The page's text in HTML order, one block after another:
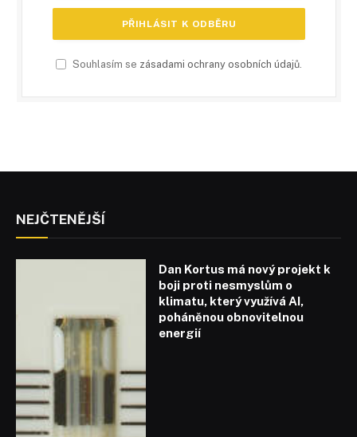
Souhlasím se zásadami ochrany osobních údajů
NEJČTENĚJŠÍ
Dan Kortus má nový projekt k
boji proti nesmyslům o
klimatu, který využívá AI,
poháněnou obnovitelnou
energií